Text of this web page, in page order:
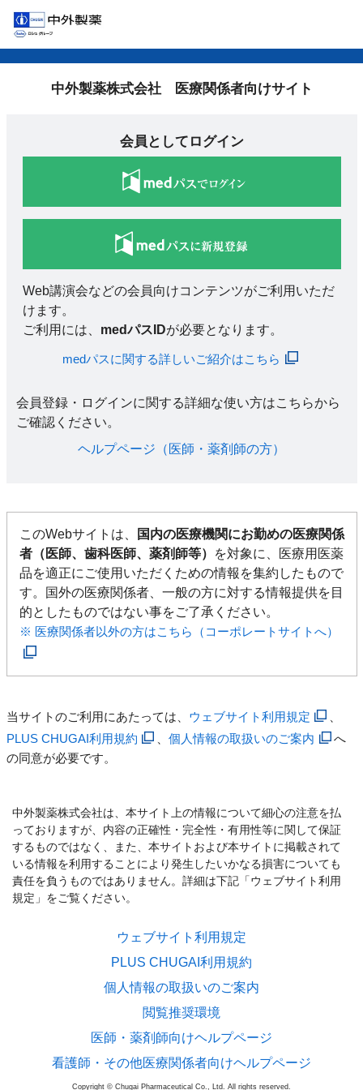
中外製薬株式会社 医療関係者向けサイト
会員としてログイン
Web講演会などの会員向けコンテンツがご利用いただ
けます。
ご利用には、 medパスIDが必要となります。
medパスに関する詳しいご紹介はこちら
会員登録・ログインに関する詳細な使い方はこちらから
ご確認ください。​
ヘルプページ（医師・薬剤師の方）​
このWebサイトは、
国内の医療機関にお勤めの医療関係
者（医師、歯科医師、薬剤師等）
を対象に、医療用医薬
品を適正にご使用いただくための情報を集約したもので
す。国外の医療関係者、一般の方に対する情報提供を目
的としたものではない事をご了承ください。
※ 医療関係者以外の方はこちら（コーポレートサイトへ）
当サイトのご利用にあたっては、 ウェブサイト利用規定
PLUS CHUGAI利用規約
、個人情報の取扱いのご案内
へ
の同意が必要です。
中外製薬株式会社は、本サイト上の情報について細心の注意を払
っておりますが、内容の正確性・完全性・有用性等に関して保証
するものではなく、また、本サイトおよび本サイトに掲載されて
いる情報を利用することにより発生したいかなる損害についても
責任を負うものではありません。詳細は下記「ウェブサイト利用
規定」をご覧ください。
ウェブサイト利用規定
PLUS CHUGAI利用規約
個人情報の取扱いのご案内
閲覧推奨環境
医師・薬剤師向けヘルプページ
看護師・その他医療関係者向けヘルプページ
Copyright © Chugai Pharmaceutical Co., Ltd. All rights reserved.